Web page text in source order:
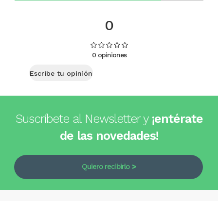
0
0 opiniones
Escribe tu opinión
Suscríbete al Newsletter y ¡entérate
de las novedades!
Quiero recibirlo